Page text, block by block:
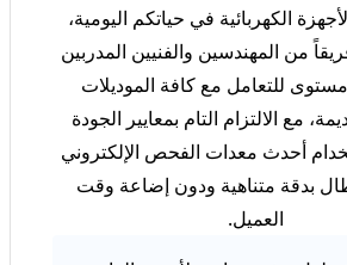
الكهربائية في حياتكم اليومية،
من المهندسين والفنيين المدربين
للتعامل مع كافة الموديلات
مع الالتزام التام بمعايير الجودة
أحدث معدات الفحص الإلكتروني
بدقة متناهية ودون إضاعة وقت
العميل.